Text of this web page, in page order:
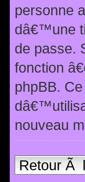
personne
dâ€™une
de passe.
fonction
phpBB.
nouveau
Retour Ã